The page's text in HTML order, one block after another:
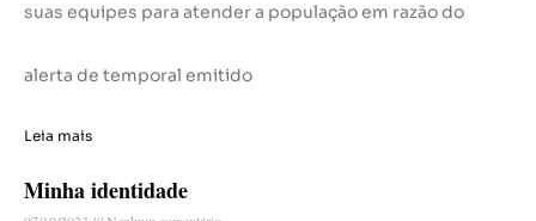
suas equipes para atender a população em razão do
alerta de temporal emitido
Leia mais
Minha identidade